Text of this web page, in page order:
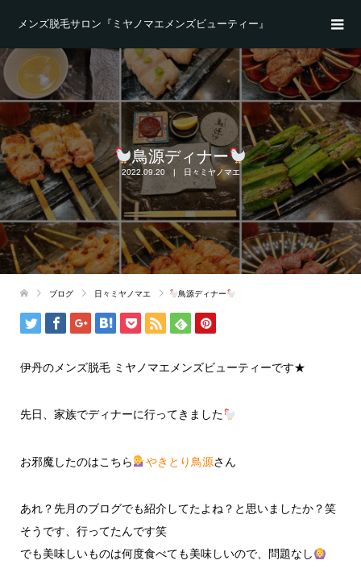
メンズ脱毛サロン『ミヤノマエメンズビューティー』
鳥源ディナー
2022.09.20 日々ミヤノマエ
ブログ 日々ミヤノマエ 鳥源ディナー
伊丹のメンズ脱毛 ミヤノマエメンズビューティーです★
先日、家族でディナーに行ってきました
お邪魔したのはこちら やきとり鳥源さん
あれ？先月のブログでも紹介してたよね？と思いましたか？笑
そうです、行ってたんです笑
でも美味しいものは何度食べても美味しいので、問題なし